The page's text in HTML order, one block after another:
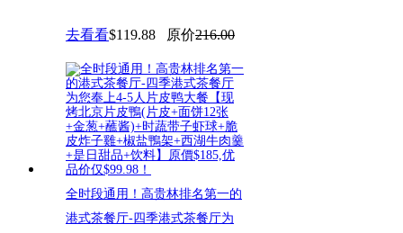
烤
去看看$119.88 原价216.00
全时段通用！高贵林排名第一的
港式茶餐厅-四季港式茶餐厅为